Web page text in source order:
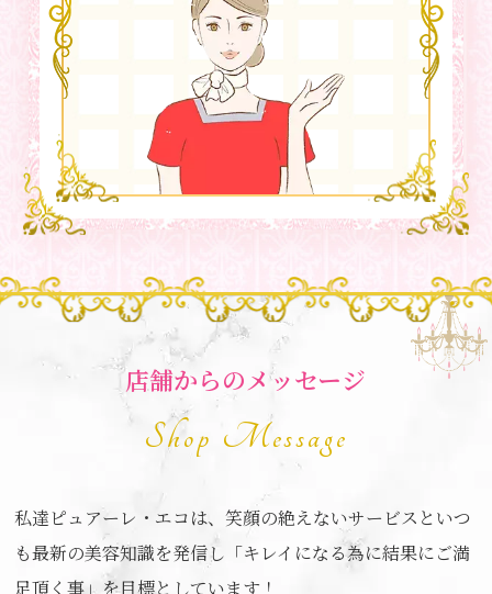
店舗からのメッセージ
Shop Message
私達ピュアーレ・エコは、笑顔の絶えないサービスといつ
も最新の美容知識を発信し「キレイになる為に結果にご満
足頂く事」を目標としています！